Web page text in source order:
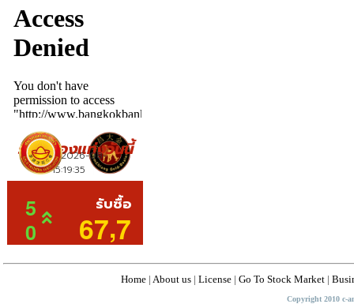
Home | About us | License | Go To Stock Market |
Copyright 2010 c-